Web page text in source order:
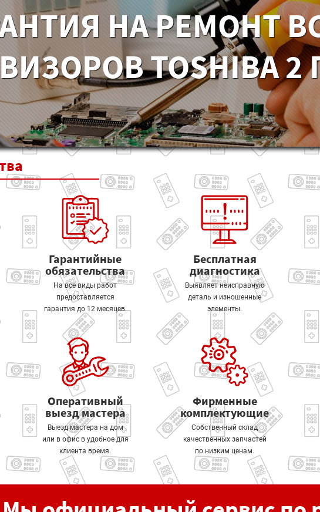
НА РЕМОНТ
TOSHIBA 2
Гарантийные
обязательства
На все виды работ
предоставляется
гарантия до 12 месяцев.
Бесплатная
диагностика
Выявляет неисправную
деталь и изношенные
элементы.
Оперативный
выезд мастера
Выезд мастера на дом
или в офис в удобное для
клиента время.
Фирменные
комплектующие
Собственный склад
качественных запчастей
по низким ценам.